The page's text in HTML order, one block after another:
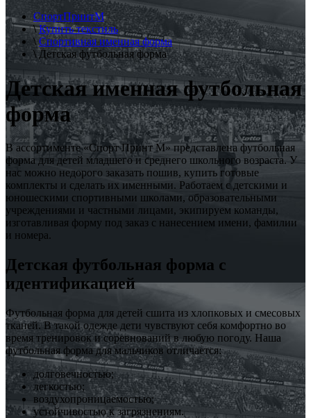
СпортПринтМ
\Купить текстиль
\ Спортивная именная форма
\Детская футбольная форма
Детская именная футбольная
форма
В ассортименте «Спорт Принт М» представлена футбольная
форма для детей младшего и среднего школьного возраста. У
нас можно недорого заказать пошив, купить готовые
комплекты и сделать их именными. Работаем с детскими и
юношескими спортивными школами, образовательными
учреждениями и частными лицами, экипируем команды,
изготавливая форму под заказ с нанесением имени, фамилии
и номера.
Детская футбольная форма с
идентификацией
Футбольная форма для детей сшита из хлопковых и смесовых
тканей. В такой одежде дети чувствуют себя комфортно во
время тренировок и соревнований в любую погоду. Наша
футбольная форма для мальчиков отличается:
долговечностью;
легкостью;
воздухопроницаемостью;
устойчивостью к загрязнениям.